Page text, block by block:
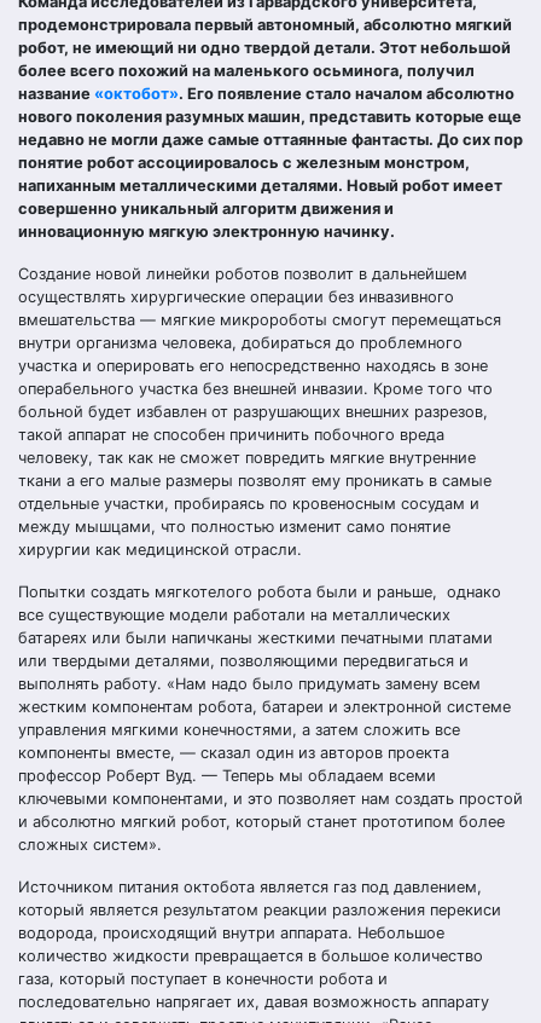
продемонстрировала первый автономный, абсолютно мягкий
робот, не имеющий ни одно твердой детали. Этот небольшой
более всего похожий на маленького осьминога, получил
название «октобот». Его появление стало началом абсолютно
нового поколения разумных машин, представить которые еще
недавно не могли даже самые оттаянные фантасты. До сих пор
понятие робот ассоциировалось с железным монстром,
напиханным металлическими деталями. Новый робот имеет
совершенно уникальный алгоритм движения и
инновационную мягкую электронную начинку.
Создание новой линейки роботов позволит в дальнейшем
осуществлять хирургические операции без инвазивного
вмешательства — мягкие микророботы смогут перемещаться
внутри организма человека, добираться до проблемного
участка и оперировать его непосредственно находясь в зоне
операбельного участка без внешней инвазии. Кроме того что
больной будет избавлен от разрушающих внешних разрезов,
такой аппарат не способен причинить побочного вреда
человеку, так как не сможет повредить мягкие внутренние
ткани а его малые размеры позволят ему проникать в самые
отдельные участки, пробираясь по кровеносным сосудам и
между мышцами, что полностью изменит само понятие
хирургии как медицинской отрасли.
Попытки создать мягкотелого робота были и раньше, однако
все существующие модели работали на металлических
батареях или были напичканы жесткими печатными платами
или твердыми деталями, позволяющими передвигаться и
выполнять работу. «Нам надо было придумать замену всем
жестким компонентам робота, батареи и электронной системе
управления мягкими конечностями, а затем сложить все
компоненты вместе, — сказал один из авторов проекта
профессор Роберт Вуд. — Теперь мы обладаем всеми
ключевыми компонентами, и это позволяет нам создать простой
и абсолютно мягкий робот, который станет прототипом более
сложных систем».
Источником питания октобота является газ под давлением,
который является результатом реакции разложения перекиси
водорода, происходящий внутри аппарата. Небольшое
количество жидкости превращается в большое количество
газа, который поступает в конечности робота и
последовательно напрягает их, давая возможность аппарату